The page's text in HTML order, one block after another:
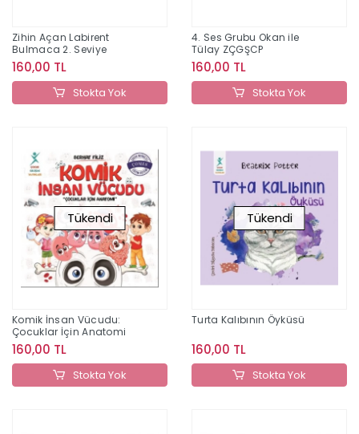
Zihin Açan Labirent
Bulmaca 2. Seviye
160,00 TL
Stokta Yok
4. Ses Grubu Okan ile
Tülay ZÇGŞCP
160,00 TL
Stokta Yok
Tükendi
Komik İnsan Vücudu:
Çocuklar İçin Anatomi
160,00 TL
Stokta Yok
Tükendi
Turta Kalıbının Öyküsü
160,00 TL
Stokta Yok